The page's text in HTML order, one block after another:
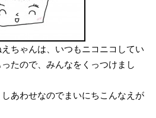
ちゃんは、いつもニコニコしてい
たので、みんなをくっつけまし
あわせなのでまいにちこんなえが